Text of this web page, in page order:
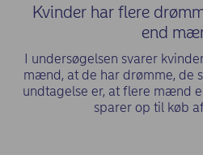
Kvinder har flere
end
I undersøgelsen svarer
mænd, at de har drømme, de
undtagelse er, at flere mænd
sparer op til køb